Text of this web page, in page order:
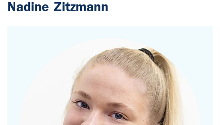
Nadine Zitzmann